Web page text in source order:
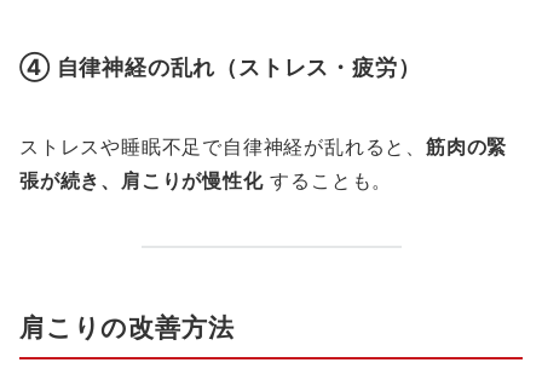
④ 自律神経の乱れ（ストレス・疲労）
ストレスや睡眠不足で自律神経が乱れると、 筋肉の緊
張が続き、肩こりが慢性化することも。
肩こりの改善方法